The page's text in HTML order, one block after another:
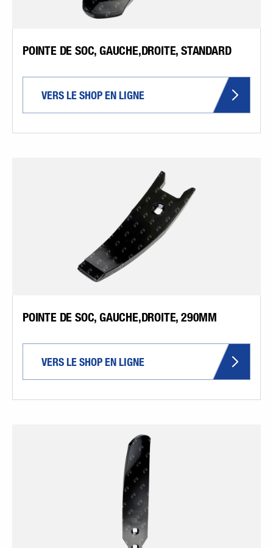
POINTE DE SOC, GAUCHE,DROITE, STANDARD
VERS LE SHOP EN LIGNE
POINTE DE SOC, GAUCHE,DROITE, 290MM
VERS LE SHOP EN LIGNE